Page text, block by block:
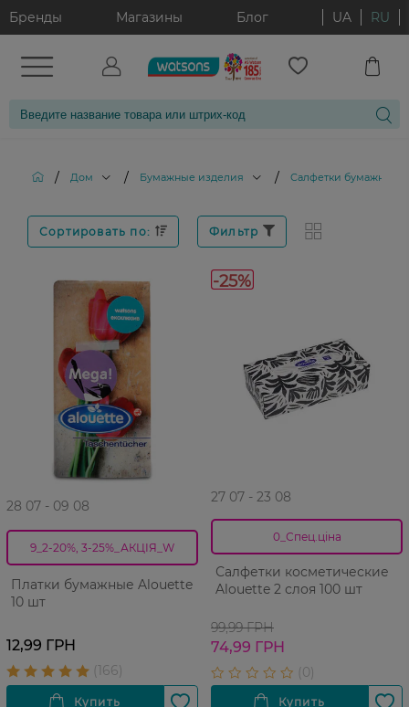
Бренды Магазины Блог UA RU
/ Дом / Бумажные изделия / Салфетки бумажные
Сортировать по: Фильтр
28 07 - 09 08
9_2-20%, 3-25%_АКЦІЯ_W
Платки бумажные Alouette
10 шт
12,99 ГРН
-25%
27 07 - 23 08
0_Спец.ціна
Салфетки косметические
Alouette 2 слоя 100 шт
99,99 ГРН
74,99 ГРН